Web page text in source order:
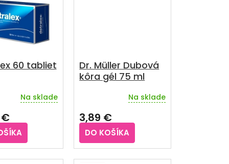
60 tabliet
Na sklade
€
Dr. Müller Dubová
kôra gél 75 ml
Na sklade
3,89 €
DO KOŠÍKA